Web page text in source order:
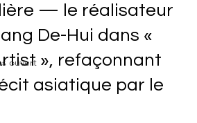
ouvert
— le réalisateur
De-Hui dans «
», refaçonnant
asiatique par le